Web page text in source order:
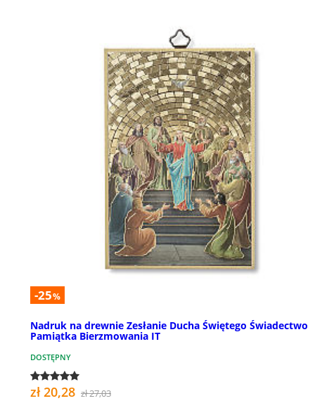
-25%
Nadruk na drewnie Zesłanie Ducha Świętego Świadectwo
Pamiątka Bierzmowania IT
DOSTĘPNY
zł 20,28 zł 27,03